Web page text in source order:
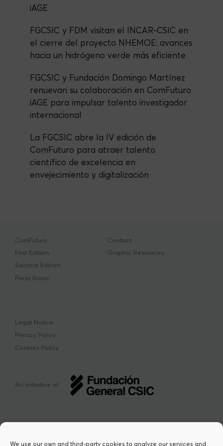
We use our own and third-party cookies to analyze our services and
iAGE
FGCSIC y FDM visitan el INCAR-CSIC en
el cierre del proyecto NHEMOE: avances
hacia un hidrógeno verde más eficiente
FGCSIC y Fundación Domingo Martínez
renuevan su colaboración en ComFuturo
iAGE para impulsar talento investigador
internacional
La FGCSIC abre la IV edición de
ComFuturo para atraer talento
científico de excelencia en
envejecimiento y digitalización
ComFuturo
First Edition
Second Edition
Press Room
Contact
Graphic Resources
Legal Notice
Privacy Policy
Cookies Policy
An initiative of